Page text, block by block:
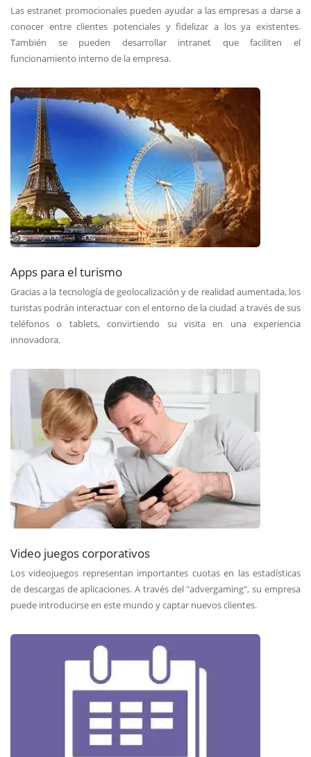
Las estranet promocionales pueden ayudar a las empresas a darse a
conocer entre clientes potenciales y fidelizar a los ya existentes.
También se pueden desarrollar intranet que faciliten el
funcionamiento interno de la empresa.
Apps para el turismo
Gracias a la tecnología de geolocalización y de realidad aumentada, los
turistas podrán interactuar con el entorno de la ciudad a través de sus
teléfonos o tablets, convirtiendo su visita en una experiencia
innovadora.
Video juegos corporativos
Los videojuegos representan importantes cuotas en las estadísticas
de descargas de aplicaciones. A través del "advergaming", su empresa
puede introducirse en este mundo y captar nuevos clientes.